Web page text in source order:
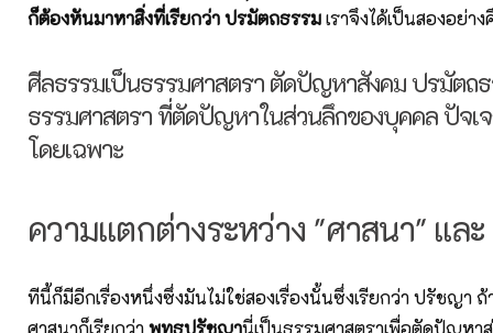
ก็ต้องหันมาหาสิ่งที่เรียกว่า ปรมัตถธรรมเราจึงได้เป็นสองอย่าง
ศีลธรรมเป็นธรรมศาสตรา ตัดปัญหาสังคม ปรมัตถ
ธรรมศาสตรา ที่ตัดปัญหาในส่วนลึกของบุคคล ปัจเ
โดยเฉพาะ
ความแตกต่างระหว่าง "ศาสนา" แล
ทีนี้ก็มีอีกเรื่องหนึ่งซึ่งมันไม่ใช่สองเรื่องนั้นซึ่งเรียกว่า ปรัชญา
ศาสนาก็เรียกว่าพุทธปรัชญานี่เป็นธรรมศาสตราเพื่อตัดปัญหา